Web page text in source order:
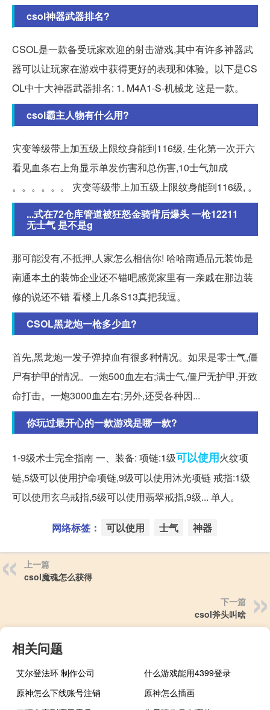
csol神器武器排名?
CSOL是一款备受玩家欢迎的射击游戏,其中有许多神器武
器可以让玩家在游戏中获得更好的表现和体验。以下是CS
OL中十大神器武器排名: 1. M4A1-S-机械龙 这是一款。
csol霸主人物有什么用?
灾变等级带上加五级上限纹身能到116级, 生化第一次开六
看见血条右上角显示单发伤害和总伤害,10士气加成
。。。。。。 灾变等级带上加五级上限纹身能到116级, 。
...式在72仓库管道被狂怒金骑背后爆头 一枪12211
无士气 是不是g
那可能没有,不抵押,人家怎么相信你! 哈哈南通品元装饰是
南通本土的装饰企业还不错吧感觉家里有一亲戚在那边装
修的说还不错 看楼上几条S13真把我逗。
CSOL黑龙炮一枪多少血?
首先,黑龙炮一发子弹掉血有很多种情况。如果是零士气,僵
尸有护甲的情况。一炮500血左右;满士气,僵尸无护甲,开致
命打击。一炮3000血左右;另外,还受各种因...
你玩过最开心的一款游戏是哪一款?
1-9级术士完全指南 一、装备: 项链:1级可以使用火纹项
链,5级可以使用护命项链,9级可以使用沐光项链 戒指:1级
可以使用玄乌戒指,5级可以使用翡翠戒指,9级... 单人。
网络标签： 可以使用 士气 神器
上一篇
csol魔魂怎么获得
下一篇
csol斧头叫啥
相关问题
艾尔登法环 制作公司
什么游戏能用4399登录
原神怎么下线账号注销
原神怎么插画